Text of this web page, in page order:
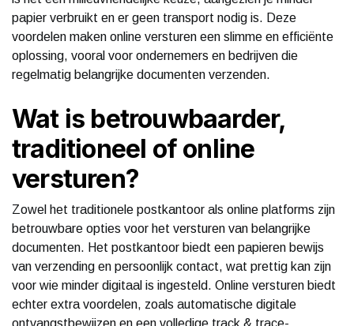
papier verbruikt en er geen transport nodig is. Deze
voordelen maken online versturen een slimme en efficiënte
oplossing, vooral voor ondernemers en bedrijven die
regelmatig belangrijke documenten verzenden.
Wat is betrouwbaarder,
traditioneel of online
versturen?
Zowel het traditionele postkantoor als online platforms zijn
betrouwbare opties voor het versturen van belangrijke
documenten. Het postkantoor biedt een papieren bewijs
van verzending en persoonlijk contact, wat prettig kan zijn
voor wie minder digitaal is ingesteld. Online versturen biedt
echter extra voordelen, zoals automatische digitale
ontvangstbewijzen en een volledige track & trace-